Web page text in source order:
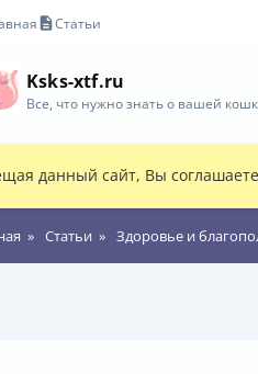
Статьи
Ksks-xtf.ru
Все, что нужно знать о вашей
данный сайт, Вы
Статьи Здоровье и